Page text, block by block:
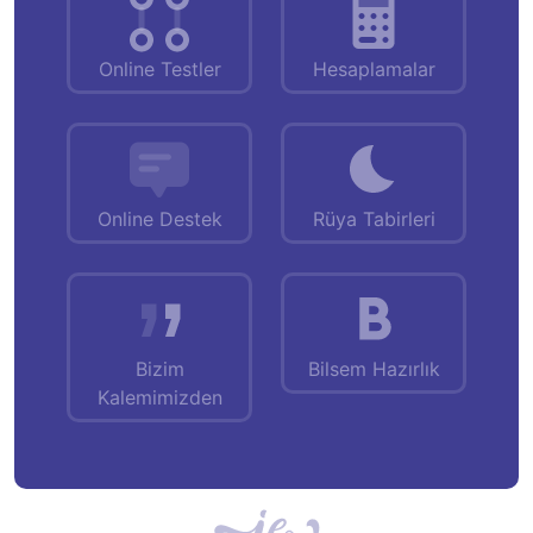
Online Testler Hesaplamalar
Online Destek Rüya Tabirleri
Bizim
Kalemimizden
Bilsem Hazırlık